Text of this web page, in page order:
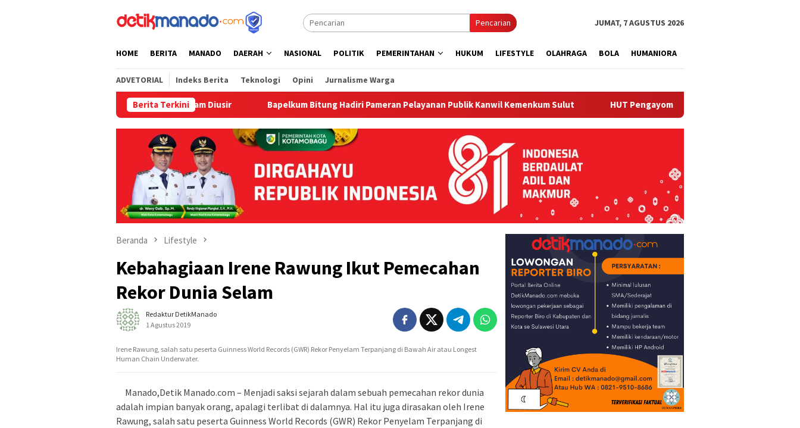
Pencarian JUMAT, 7 AGUSTUS 2026
HOME BERITA MANADO DAERAH NASIONAL POLITIK PEMERINTAHAN HUKUM LIFESTYLE OLAHRAGA BOLA HUMANIORA
ADVETORIAL Indeks Berita Teknologi Opini Jurnalisme Warga
Berita Terkini
Siswa SD GUPPI 1 Bitung Terancam Diusir ‎Bapelkum Bitung Hadiri Pameran Pelayanan Publik Kanwil Kemenkum Sulut HUT Pengayoman, Kanwil Kemenkum Sulut Gelar
Beranda Lifestyle
Kebahagiaan Irene Rawung Ikut Pemecahan
Rekor Dunia Selam
Redaktur DetikManado
1 Agustus 2019
Irene Rawung, salah satu peserta Guinness World Records (GWR) Rekor Penyelam Terpanjang di Bawah Air atau Longest
Human Chain Underwater.
Manado,Detik Manado.com – Menjadi saksi sejarah dalam sebuah pemecahan rekor dunia
adalah impian banyak orang, apalagi terlibat di dalamnya. Hal itu juga dirasakan oleh Irene
Rawung, salah satu peserta Guinness World Records (GWR) Rekor Penyelam Terpanjang di